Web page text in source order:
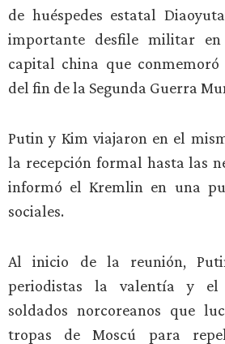
de huéspedes estatal
importante desfile militar
capital china que conmemoró
del fin de la Segunda Guerra
Putin y Kim viajaron en el
la recepción formal hasta las
informó el Kremlin en una
sociales.
Al inicio de la reunión,
periodistas la valentía y el
soldados norcoreanos que
tropas de Moscú para